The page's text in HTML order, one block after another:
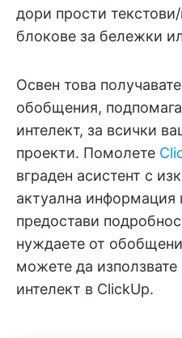
дори прости
блокове за бележки
Освен това
обобщения,
интелект, за всички
проекти. Помолете
вграден асистент с
актуална информация
предостави
нуждаете от
можете да използвате
интелект в ClickUp.